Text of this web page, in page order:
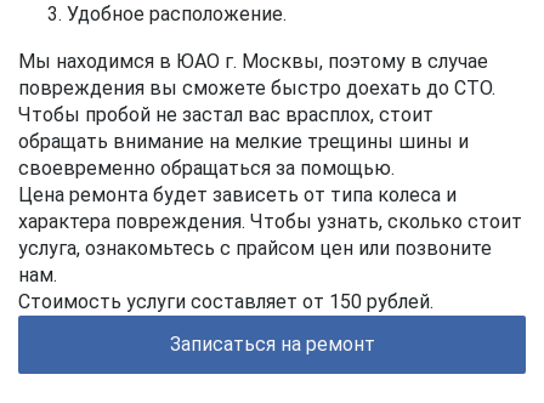
Удобное расположение.
Мы находимся в ЮАО г. Москвы, поэтому в случае
повреждения вы сможете быстро доехать до СТО.
Чтобы пробой не застал вас врасплох, стоит
обращать внимание на мелкие трещины шины и
своевременно обращаться за помощью.
Цена ремонта будет зависеть от типа колеса и
характера повреждения. Чтобы узнать, сколько стоит
услуга, ознакомьтесь с прайсом цен или позвоните
нам.
Стоимость услуги составляет от 150 рублей.
Записаться на ремонт